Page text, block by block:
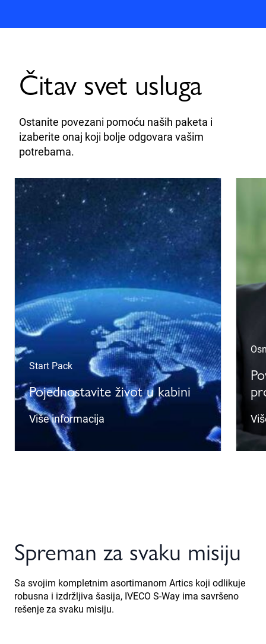
Čitav svet usluga
Ostanite povezani pomoću naših paketa i
izaberite onaj koji bolje odgovara vašim
potrebama.
Start Pack
Pojednostavite život u kabini
Više informacija
Spreman za svaku misiju
Sa svojim kompletnim asortimanom Artics koji odlikuje
robusna i izdržljiva šasija, IVECO S-Way ima savršeno
rešenje za svaku misiju.